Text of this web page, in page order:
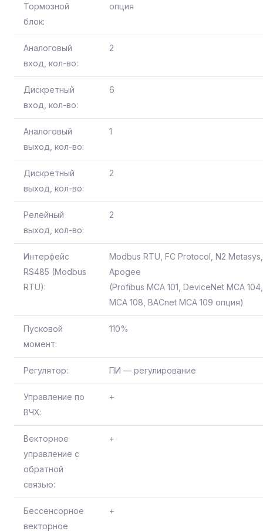
Тормозной
блок:
опция
Аналоговый
вход, кол-во:
2
Дискретный
вход, кол-во:
6
Аналоговый
выход, кол-во:
1
Дискретный
выход, кол-во:
2
Релейный
выход, кол-во:
2
Интерфейс
RS485 (Modbus
RTU):
Modbus RTU, FC Protocol, N2
Apogee
(Profibus MCA 101, DeviceNet MCA
MCA 108, BACnet MCA 109 опция)
Пусковой
момент:
110%
Регулятор: ПИ — регулирование
Управление по
ВЧХ:
+
Векторное
управление с
обратной
связью:
+
Бессенсорное
векторное
+